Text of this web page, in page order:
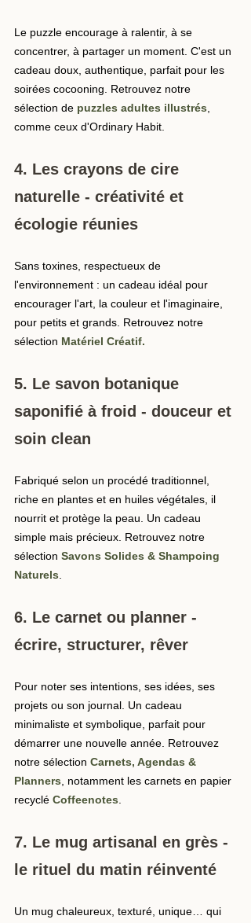
Le puzzle encourage à ralentir, à se
concentrer, à partager un moment. C'est un
cadeau doux, authentique, parfait pour les
soirées cocooning. Retrouvez notre
sélection de puzzles adultes illustrés
comme ceux d'Ordinary Habit.
4. Les crayons de cire
naturelle - créativité et
écologie réunies
Sans toxines, respectueux de
l'environnement : un cadeau idéal pour
encourager l'art, la couleur et l'imaginaire,
pour petits et grands. Retrouvez notre
sélection Matériel Créatif.
5. Le savon botanique
saponifié à froid - douceur et
soin clean
Fabriqué selon un procédé traditionnel,
riche en plantes et en huiles végétales, il
nourrit et protège la peau. Un cadeau
simple mais précieux. Retrouvez notre
sélection Savons Solides & Shampoing
Naturels
6. Le carnet ou planner -
écrire, structurer, rêver
Pour noter ses intentions, ses idées, ses
projets ou son journal. Un cadeau
minimaliste et symbolique, parfait pour
démarrer une nouvelle année. Retrouvez
notre sélection Carnets, Agendas &
Planners , notamment les carnets en papier
recyclé Coffeenotes
7. Le mug artisanal en grès -
le rituel du matin réinventé
Un mug chaleureux, texturé, unique… qui